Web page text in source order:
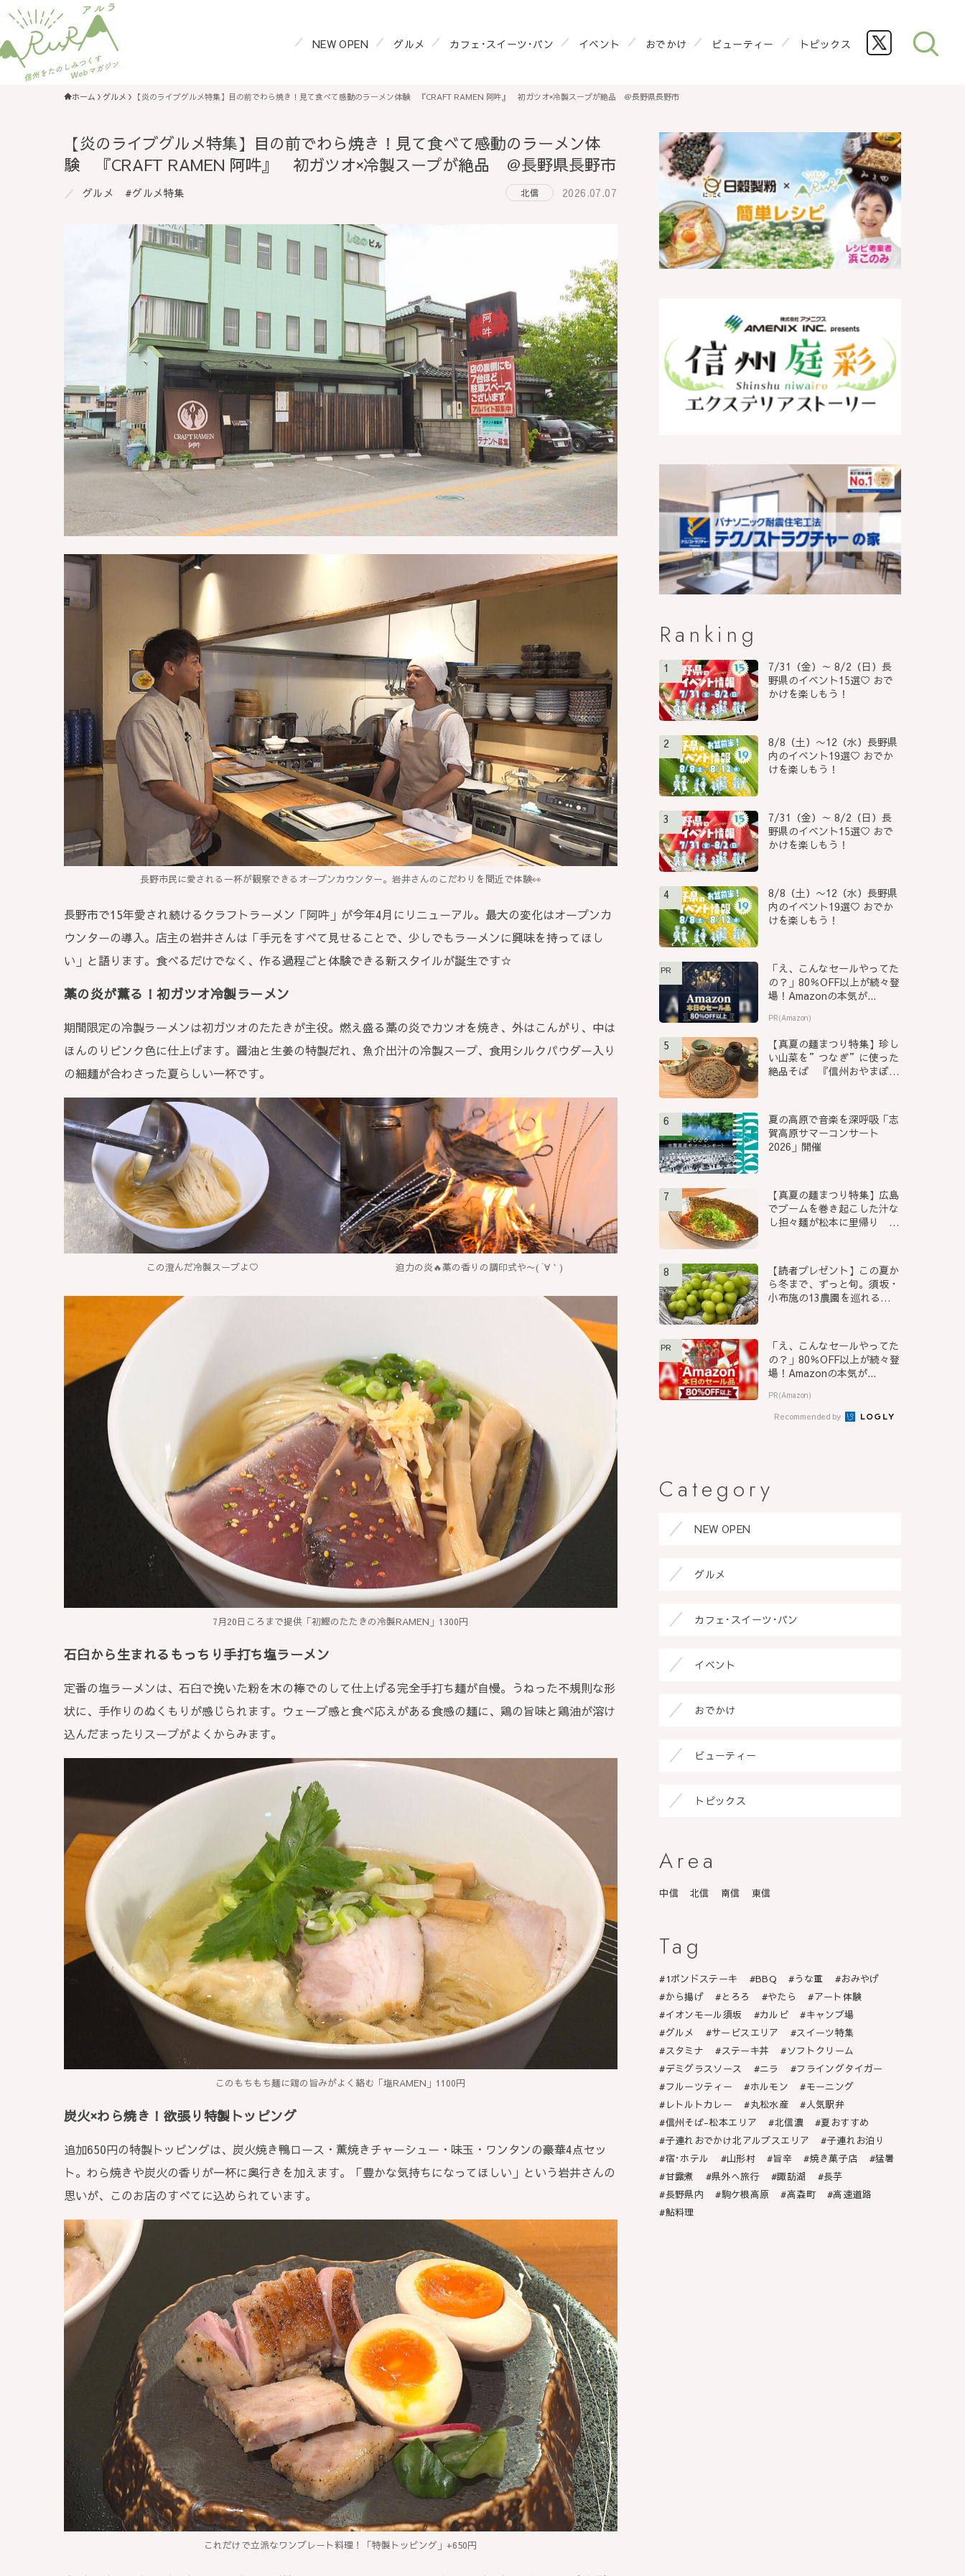
NEW OPEN グルメ カフェ･スイーツ･パン イベント おでかけ ビューティー トピックス
ホーム グルメ 【炎のライブグルメ特集】目の前でわら焼き！見て食べて感動のラーメン体験 『CRAFT RAMEN 阿吽』 初ガツオ×冷製スープが絶品 ＠長野県長野市
【炎のライブグルメ特集】目の前でわら焼き！見て食べて感動のラーメン体
験 『CRAFT RAMEN 阿吽』 初ガツオ×冷製スープが絶品 ＠長野県長野市
グルメ グルメ特集 北信 2026.07.07
長野市民に愛される一杯が観察できるオープンカウンター。岩井さんのこだわりを間近で体験👀
長野市で15年愛され続けるクラフトラーメン「阿吽」が今年4月にリニューアル。最大の変化はオープンカ
ウンターの導入。店主の岩井さんは「手元をすべて見せることで、少しでもラーメンに興味を持ってほし
い」と語ります。食べるだけでなく、作る過程ごと体験できる新スタイルが誕生です☆
藁の炎が薫る！初ガツオ冷製ラーメン
期間限定の冷製ラーメンは初ガツオのたたきが主役。燃え盛る藁の炎でカツオを焼き、外はこんがり、中は
ほんのりピンク色に仕上げます。醤油と生姜の特製だれ、魚介出汁の冷製スープ、食用シルクパウダー入り
の細麺が合わさった夏らしい一杯です。
この澄んだ冷製スープよ♡ 迫力の炎🔥藁の香りの調印式や〜( ´∀｀)
7月20日ころまで提供「初鰹のたたきの冷製RAMEN」1300円
石臼から生まれるもっちり手打ち塩ラーメン
定番の塩ラーメンは、石臼で挽いた粉を木の棒でのして仕上げる完全手打ち麺が自慢。うねった不規則な形
状に、手作りのぬくもりが感じられます。ウェーブ感と食べ応えがある食感の麺に、鶏の旨味と鶏油が溶け
込んだまったりスープがよくからみます。
このもちもち麺に鶏の旨みがよく絡む「塩RAMEN」1100円
炭火×わら焼き！欲張り特製トッピング
追加650円の特製トッピングは、炭火焼き鴨ロース・薫焼きチャーシュー・味玉・ワンタンの豪華4点セッ
ト。わら焼きや炭火の香りが一杯に奥行きを加えます。「豊かな気持ちになってほしい」という岩井さんの
思いが、このお店のすべてに込められています。
これだけで立派なワンプレート料理！「特製トッピング」+650円
Ranking
1
7/31（金）～ 8/2（日）長
野県のイベント15選♡ おで
かけを楽しもう！
2
8/8（土）〜12（水）長野県
内のイベント19選♡ おでか
けを楽しもう！
3
7/31（金）～ 8/2（日）長
野県のイベント15選♡ おで
かけを楽しもう！
4
8/8（土）〜12（水）長野県
内のイベント19選♡ おでか
けを楽しもう！
PR
「え、こんなセールやってた
の？」80％OFF以上が続々登
場！Amazonの本気が...
PR(Amazon)
5
【真夏の麺まつり特集】珍し
い山菜を”つなぎ”に使った
絶品そば 『信州おやまぼく
6
夏の高原で音楽を深呼吸「志
賀高原サマーコンサート
2026」開催
7
【真夏の麺まつり特集】広島
でブームを巻き起こした汁な
し担々麺が松本に里帰り
8
【読者プレゼント】この夏か
ら冬まで、ずっと旬。須坂・
小布施の13農園を巡れる
PR
「え、こんなセールやってた
の？」80％OFF以上が続々登
場！Amazonの本気が...
PR(Amazon)
Recommended by
Category
NEW OPEN
グルメ
カフェ･スイーツ･パン
イベント
おでかけ
ビューティー
トピックス
Area
中信 北信 南信 東信
Tag
1ポンドステーキ BBQ うな重
おみやげ
から揚げ
とろろ やたら
アート体験
イオンモール須坂
カルビ
キャンプ場
グルメ
サービスエリア
スイーツ特集
スタミナ
ステーキ丼
ソフトクリーム
デミグラスソース
ニラ
フライングタイガー
フルーツティー
ホルモン
モーニング
レトルトカレー
丸松水産
人気駅弁
信州そば-松本エリア
北信濃
夏おすすめ
子連れおでかけ北アルプスエリア
子連れお泊り
宿･ホテル
山形村 旨辛 焼き菓子店
猛暑
甘露煮
県外へ旅行 諏訪湖
長芋
長野県内
駒ケ根高原 高森町
高速道路
鮎料理